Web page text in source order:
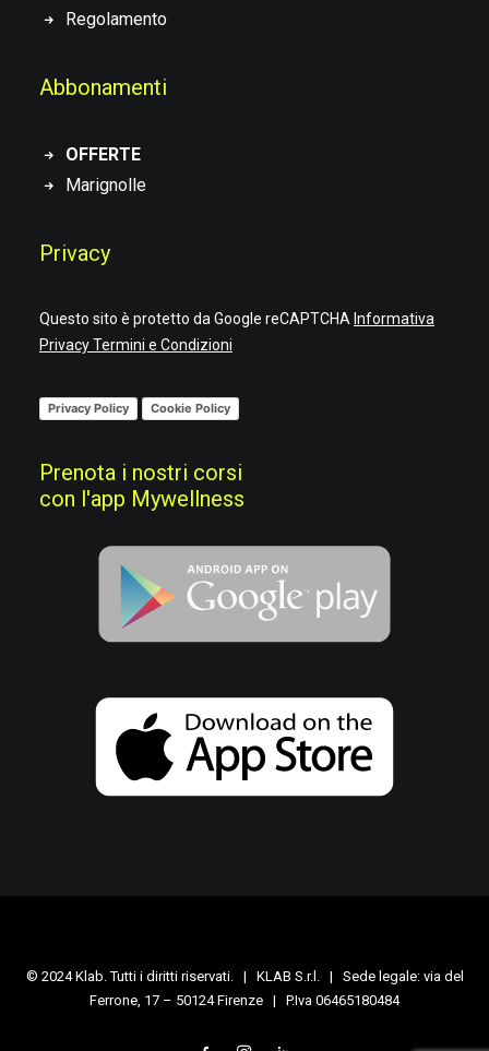
Regolamento
Abbonamenti
OFFERTE
Marignolle
Privacy
Questo sito è protetto da Google reCAPTCHA Informativa
PrivacyTermini e Condizioni
Privacy Policy Cookie Policy
Prenota i nostri corsi
con l'app Mywellness
© 2024 Klab. Tutti i diritti riservati. | KLAB S.r.l. | Sede legale: via del
Ferrone, 17 – 50124 Firenze | P.Iva 06465180484